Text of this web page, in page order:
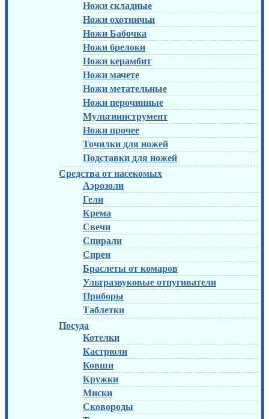
Ножи складные
Ножи охотничьи
Ножи Бабочка
Ножи брелоки
Ножи керамбит
Ножи мачете
Ножи метательные
Ножи перочинные
Мультиинструмент
Ножи прочее
Точилки для ножей
Подставки для ножей
Средства от насекомых
Аэрозоли
Гели
Крема
Свечи
Спирали
Спреи
Браслеты от комаров
Ультразвуковые отпугиватели
Приборы
Таблетки
Посуда
Котелки
Кастрюли
Ковши
Кружки
Миски
Сковороды